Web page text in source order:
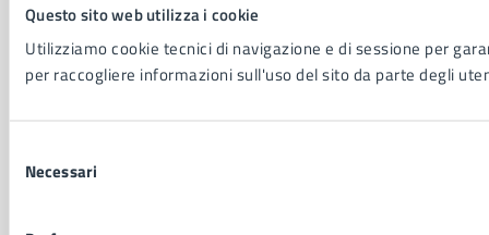
Questo sito web utilizza i cookie
Utilizziamo cookie tecnici di navigazione e di sessione per
per raccogliere informazioni sull'uso del sito da parte degli
delNecessari
Segnalazione disservizio
Richiesta assistenza
Amministrazione trasparente
Note legali
Dichiarazione di accessibilità